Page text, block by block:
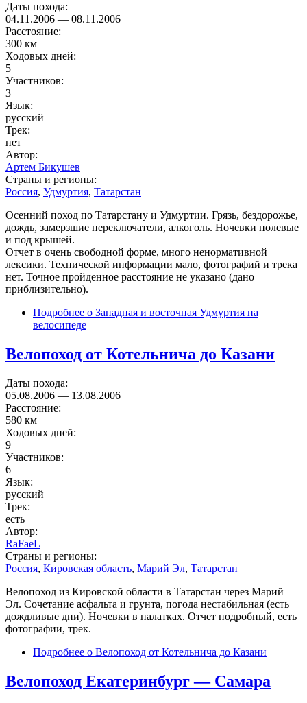
Даты похода:
04.11.2006 — 08.11.2006
Расстояние:
300 км
Ходовых дней:
5
Участников:
3
Язык:
русский
Трек:
нет
Автор:
Артем Бикушев
Страны и регионы:
Россия, Удмуртия, Татарстан
Осенний поход по Татарстану и Удмуртии. Грязь, бездорожье,
дождь, замерзшие переключатели, алкоголь. Ночевки полевые
и под крышей.
Отчет в очень свободной форме, много ненормативной
лексики. Технической информации мало, фотографий и трека
нет. Точное пройденное расстояние не указано (дано
приблизительно).
Подробнее о Западная и восточная Удмуртия на
велосипеде
Велопоход от Котельнича до Казани
Даты похода:
05.08.2006 — 13.08.2006
Расстояние:
580 км
Ходовых дней:
9
Участников:
6
Язык:
русский
Трек:
есть
Автор:
RaFaeL
Страны и регионы:
Россия, Кировская область, Марий Эл, Татарстан
Велопоход из Кировской области в Татарстан через Марий
Эл. Сочетание асфальта и грунта, погода нестабильная (есть
дождливые дни). Ночевки в палатках. Отчет подробный, есть
фотографии, трек.
Подробнее о Велопоход от Котельнича до Казани
Велопоход Екатеринбург — Самара